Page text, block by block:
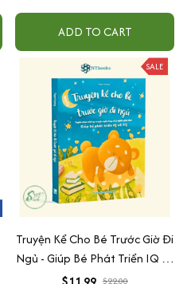
ADD TO CART
SALE
Truyện Kể Cho Bé Trước Giờ Đi
Ngủ - Giúp Bé Phát Triển IQ Và
EQ $22.00